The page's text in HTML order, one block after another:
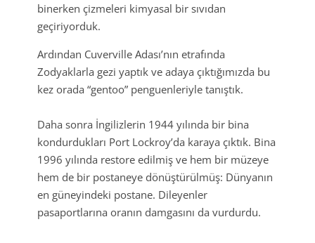
binerken çizmeleri kimyasal bir sıvıdan
geçiriyorduk.
Ardından Cuverville Adası’nın etrafında
Zodyaklarla gezi yaptık ve adaya çıktığımızda bu
kez orada “gentoo” penguenleriyle tanıştık.
Daha sonra İngilizlerin 1944 yılında bir bina
kondurdukları Port Lockroy’da karaya çıktık. Bina
1996 yılında restore edilmiş ve hem bir müzeye
hem de bir postaneye dönüştürülmüş: Dünyanın
en güneyindeki postane. Dileyenler
pasaportlarına oranın damgasını da vurdurdu.